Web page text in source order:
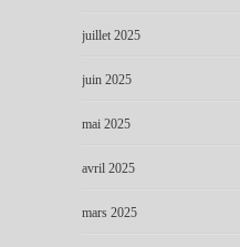
juillet 2025
juin 2025
mai 2025
avril 2025
mars 2025